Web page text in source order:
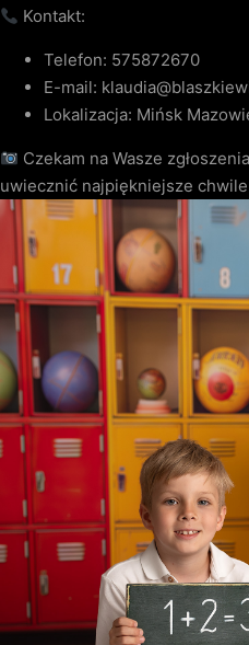
Kontakt:
Telefon: 575872670
E-mail:
Lokalizacja: Mińsk
Czekam na Wasze
uwiecznić najpiękniejsze